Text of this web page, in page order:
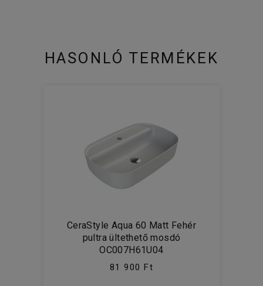
HASONLÓ TERMÉKEK
CeraStyle Aqua 60 Matt Fehér
pultra ültethető mosdó
OC007H61U04
81 900 Ft